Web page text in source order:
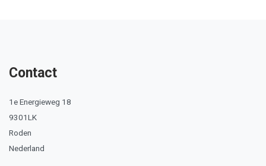
Contact
1e Energieweg 18
9301LK
Roden
Nederland